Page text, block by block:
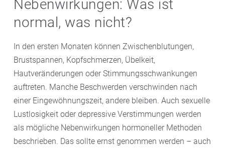
Nebenwirkungen: Was ist
normal, was nicht?
In den ersten Monaten können Zwischenblutungen,
Brustspannen, Kopfschmerzen, Übelkeit,
Hautveränderungen oder Stimmungsschwankungen
auftreten. Manche Beschwerden verschwinden nach
einer Eingewöhnungszeit, andere bleiben. Auch sexuelle
Lustlosigkeit oder depressive Verstimmungen werden
als mögliche Nebenwirkungen hormoneller Methoden
beschrieben. Das sollte ernst genommen werden – auch